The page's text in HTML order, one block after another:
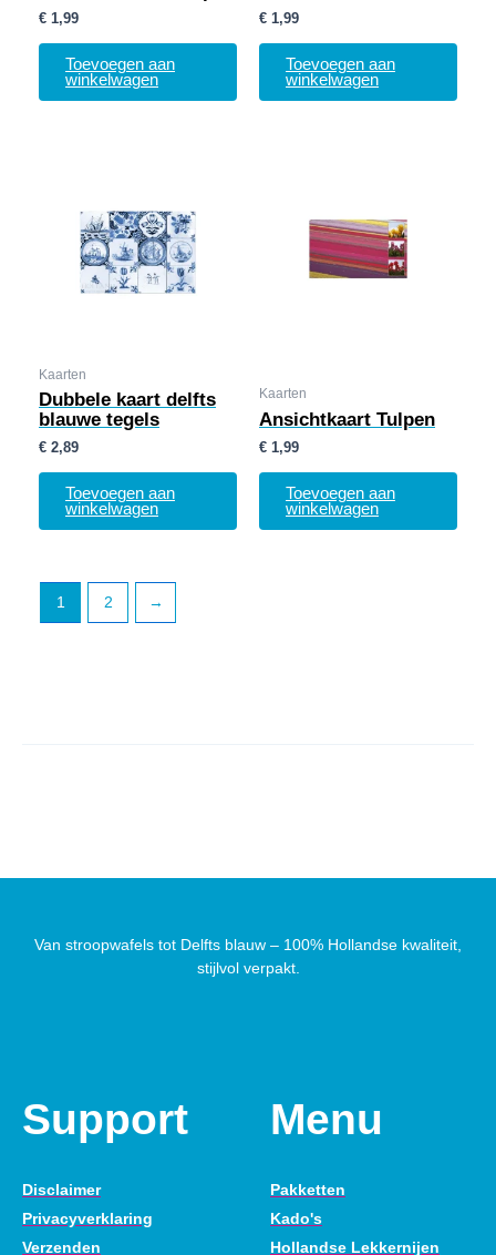
€ 1,99
Toevoegen aan
winkelwagen
€ 1,99
Toevoegen aan
winkelwagen
Kaarten
Dubbele kaart delfts
blauwe tegels
€ 2,89
Toevoegen aan
winkelwagen
Kaarten
Ansichtkaart Tulpen
€ 1,99
Toevoegen aan
winkelwagen
1 2 →
Van stroopwafels tot Delfts blauw – 100% Hollandse kwaliteit,
stijlvol verpakt.
Support
Disclaimer
Privacyverklaring
Verzenden
Menu
Pakketten
Kado's
Hollandse Lekkernijen